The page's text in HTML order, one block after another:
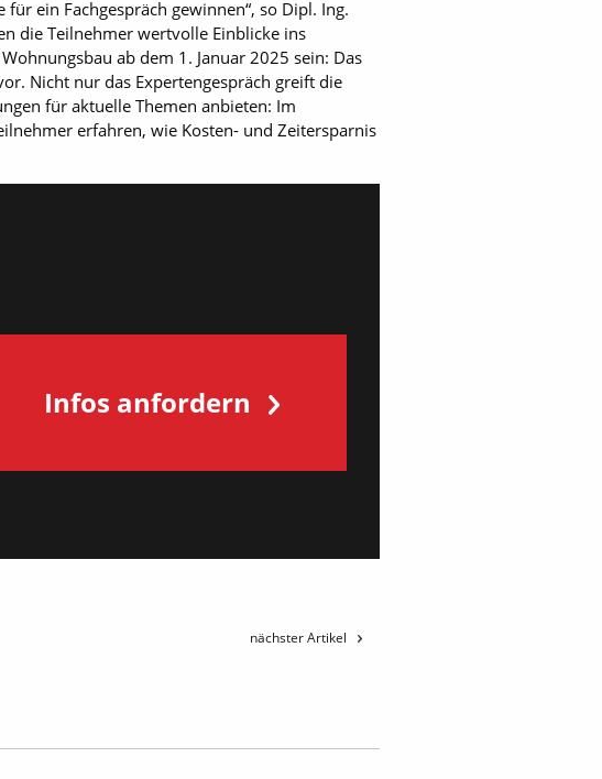
ein Fachgespräch gewinnen“, so Dipl. Ing.
die Teilnehmer wertvolle Einblicke ins
ab dem 1. Januar 2025 sein: Das
Nicht nur das Expertengespräch greift die
für aktuelle Themen anbieten: Im
erfahren, wie Kosten- und Zeitersparnis
Infos anfordern
nächster Artikel